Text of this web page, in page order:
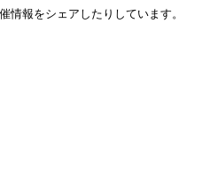
情報をシェアしたりしています。